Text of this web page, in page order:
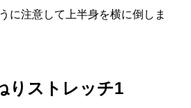
に注意して上半身を横に倒しま
りストレッチ1